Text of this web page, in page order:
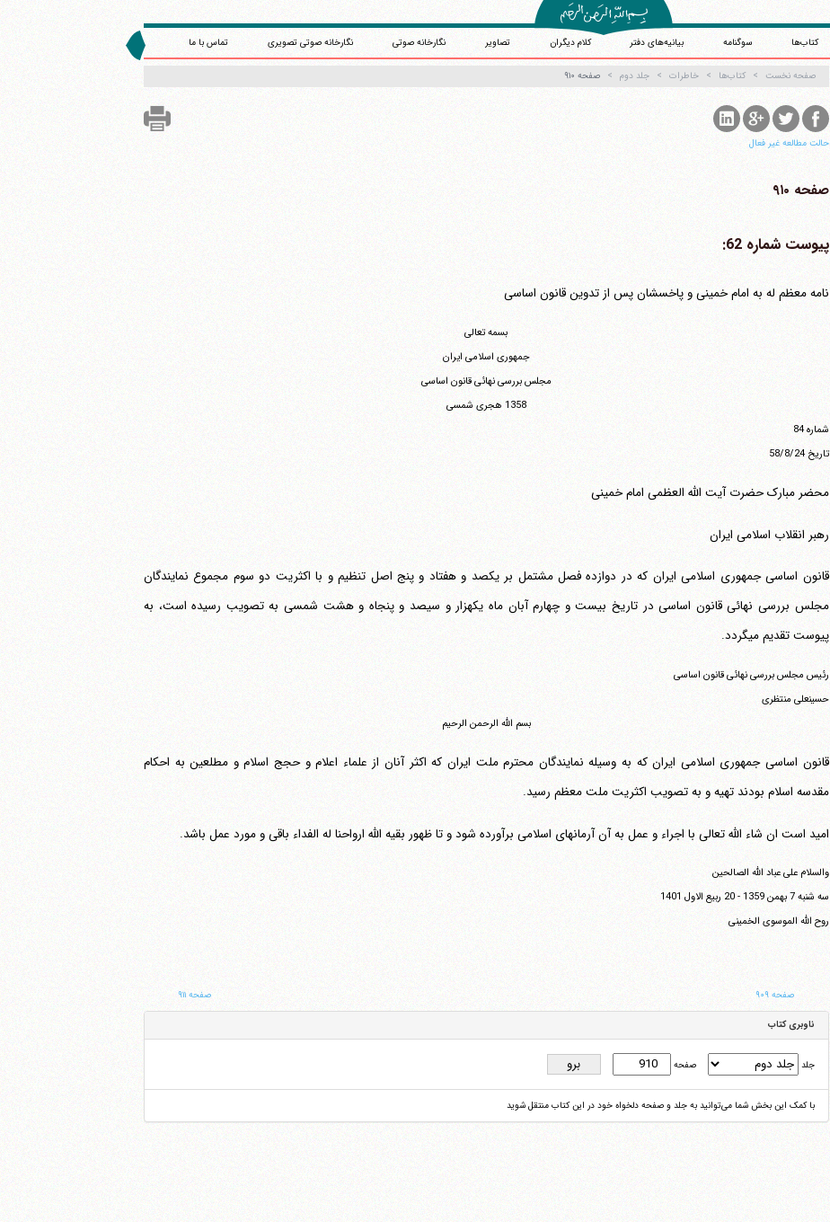
کتاب‌ها سوگنامه بیانیه‌های دفتر کلام دیگران تصاویر نگارخانه صوتی نگارخانه صوتی تصویری تماس با ما
صفحه نخست کتاب‌ها خاطرات جلد دوم صفحه ۹۱۰
حالت مطالعه غیر فعال
صفحه ۹۱۰
پیوست شماره 62:
نامه معظم له به امام خمینی و پاخسشان پس از تدوین قانون اساسی
بسمه تعالی
جمهوری اسلامی ایران
مجلس بررسی نهائی قانون اساسی
1358 هجری شمسی
شماره 84
تاریخ ‏58/8/24
محضر مبارک حضرت آیت الله العظمی امام خمینی
رهبر انقلاب اسلامی ایران
قانون اساسی جمهوری اسلامی ایران که در دوازده فصل مشتمل بر یکصد و هفتاد و پنج اصل تنظیم و با اکثریت دو سوم مجموع نمایندگان
مجلس بررسی نهائی قانون اساسی در تاریخ بیست و چهارم آبان ماه یکهزار و سیصد و پنجاه و هشت شمسی به تصویب رسیده است، به
پیوست تقدیم می‎گردد.
رئیس مجلس بررسی نهائی قانون اساسی
حسینعلی منتظری
بسم الله الرحمن الرحیم
قانون اساسی جمهوری اسلامی ایران که به وسیله نمایندگان محترم ملت ایران که اکثر آنان از علماء اعلام و حجج اسلام و مطلعین به احکام
مقدسه اسلام بودند تهیه و به تصویب اکثریت ملت معظم رسید.
امید است ان شاء الله تعالی با اجراء و عمل به آن آرمانهای اسلامی برآورده شود و تا ظهور بقیه الله ارواحنا له الفداء باقی و مورد عمل باشد.
والسلام علی عباد الله الصالحین
سه شنبه 7 بهمن 1359 - 20 ربیع الاول 1401
روح الله الموسوی الخمینی
صفحه ۹۰۹ صفحه ۹۱۱
ناوبری کتاب
جلد صفحه
با کمک این بخش شما می‌توانید به جلد و صفحه دلخواه خود در این کتاب منتقل شوید